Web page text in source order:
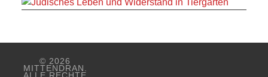
© 2026
MITTENDRAN.
ALLE RECHTE